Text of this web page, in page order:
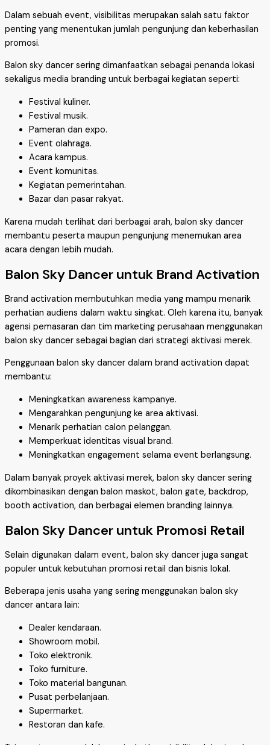
Dalam sebuah event, visibilitas merupakan salah satu faktor
penting yang menentukan jumlah pengunjung dan keberhasilan
promosi.
Balon sky dancer sering dimanfaatkan sebagai penanda lokasi
sekaligus media branding untuk berbagai kegiatan seperti:
Festival kuliner.
Festival musik.
Pameran dan expo.
Event olahraga.
Acara kampus.
Event komunitas.
Kegiatan pemerintahan.
Bazar dan pasar rakyat.
Karena mudah terlihat dari berbagai arah, balon sky dancer
membantu peserta maupun pengunjung menemukan area
acara dengan lebih mudah.
Balon Sky Dancer untuk Brand Activation
Brand activation membutuhkan media yang mampu menarik
perhatian audiens dalam waktu singkat. Oleh karena itu, banyak
agensi pemasaran dan tim marketing perusahaan menggunakan
balon sky dancer sebagai bagian dari strategi aktivasi merek.
Penggunaan balon sky dancer dalam brand activation dapat
membantu:
Meningkatkan awareness kampanye.
Mengarahkan pengunjung ke area aktivasi.
Menarik perhatian calon pelanggan.
Memperkuat identitas visual brand.
Meningkatkan engagement selama event berlangsung.
Dalam banyak proyek aktivasi merek, balon sky dancer sering
dikombinasikan dengan balon maskot, balon gate, backdrop,
booth activation, dan berbagai elemen branding lainnya.
Balon Sky Dancer untuk Promosi Retail
Selain digunakan dalam event, balon sky dancer juga sangat
populer untuk kebutuhan promosi retail dan bisnis lokal.
Beberapa jenis usaha yang sering menggunakan balon sky
dancer antara lain:
Dealer kendaraan.
Showroom mobil.
Toko elektronik.
Toko furniture.
Toko material bangunan.
Pusat perbelanjaan.
Supermarket.
Restoran dan kafe.